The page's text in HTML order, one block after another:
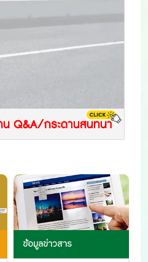
ข้อมูลข่าวสาร